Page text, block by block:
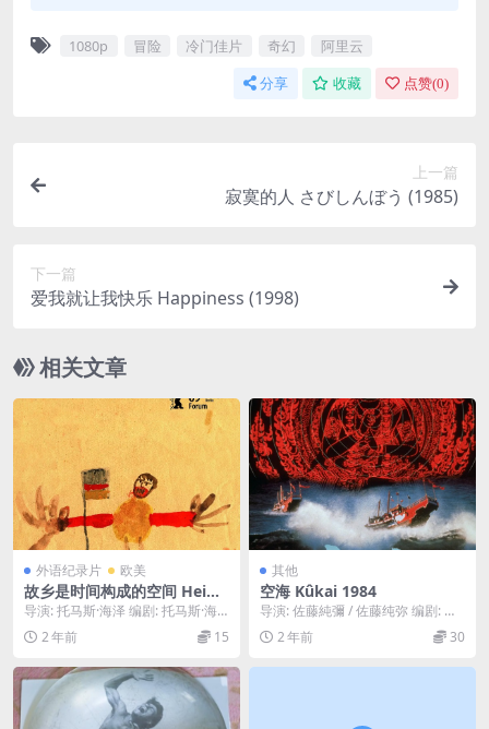
1080p 冒险 冷门佳片 奇幻 阿里云
分享 收藏 点赞(0)
上一篇
寂寞的人 さびしんぼう (1985)
下一篇
爱我就让我快乐 Happiness (1998)
相关文章
外语纪录片 欧美
故乡是时间构成的空间 Heim
at ist ein Raum aus Zeit (20
19)
导演: 托马斯·海泽 编剧: 托马斯·海
泽 类型: 纪录片 官方网站: http...
2 年前 15
其他
空海 Kûkai 1984
导演: 佐藤純彌 / 佐藤纯弥 编剧: 早
坂晓 主演: 北大路欣也 / 加藤剛 ...
2 年前 30